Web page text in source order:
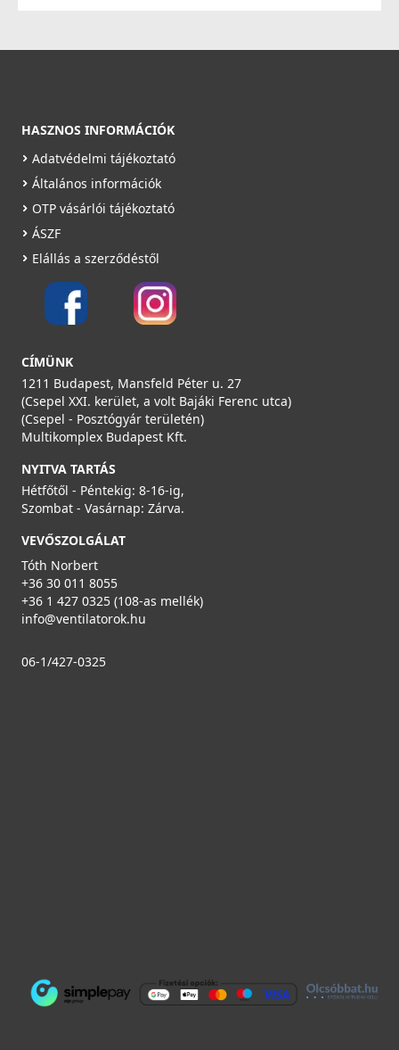
GONAL SU-2005/1 légtechnikai cső, NA150 L=1000
5 490 Ft
Gonal A690/1 méter Flexibilis ALU cső Ø150 mm
3 290 Ft
HASZNOS INFORMÁCIÓK
Adatvédelmi tájékoztató
Általános információk
OTP vásárlói tájékoztató
ÁSZF
Elállás a szerződéstől
CÍMÜNK
1211 Budapest, Mansfeld Péter u. 27
(Csepel XXI. kerület, a volt Bajáki Ferenc utca)
(Csepel - Posztógyár területén)
Multikomplex Budapest Kft.
NYITVA TARTÁS
Hétfőtől - Péntekig: 8-16-ig,
Szombat - Vasárnap: Zárva.
VEVŐSZOLGÁLAT
Tóth Norbert
+36 30 011 8055
+36 1 427 0325 (108-as mellék)
info@ventilatorok.hu
06-1/427-0325